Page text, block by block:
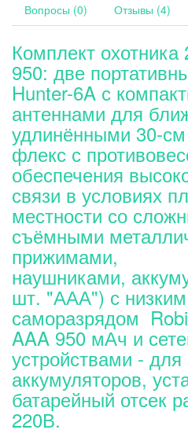
Вопросы (0) Отзывы (4)
Комплект
950: две
Hunter-6A с
антеннами для
удлинёнными 30-
флекс с
обеспечения
связи в условиях
местности со
съёмными
прижимами,
наушниками,
шт. "ААА") с низким
саморазрядом
AAA 950 мАч и
устройствами - для
аккумуляторов,
батарейный отсек
220В.